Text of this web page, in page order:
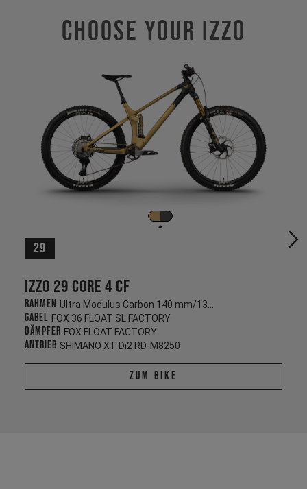
Choose Your IZZO
29
Izzo 29 CORE 4 CF
Rahmen Ultra Modulus Carbon 140 mm/130 mm
Gabel FOX 36 FLOAT SL FACTORY
Dämpfer FOX FLOAT FACTORY
Antrieb SHIMANO XT Di2 RD-M8250
Zum Bike